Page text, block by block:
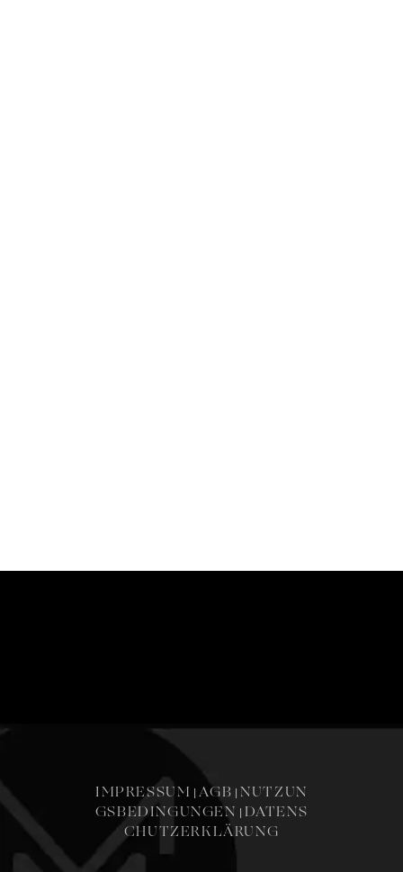
IMPRESSUM | AGB |NUTZUN
GSBEDINGUNGEN | DATENS
CHUTZERKLÄRUNG